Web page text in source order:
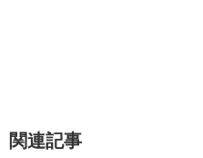
関連記事